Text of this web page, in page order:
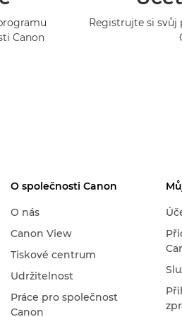
Canon
Registrujte si svůj
O společnosti Canon
O nás
Canon View
Tiskové centrum
Udržitelnost
Práce pro společnost
Canon